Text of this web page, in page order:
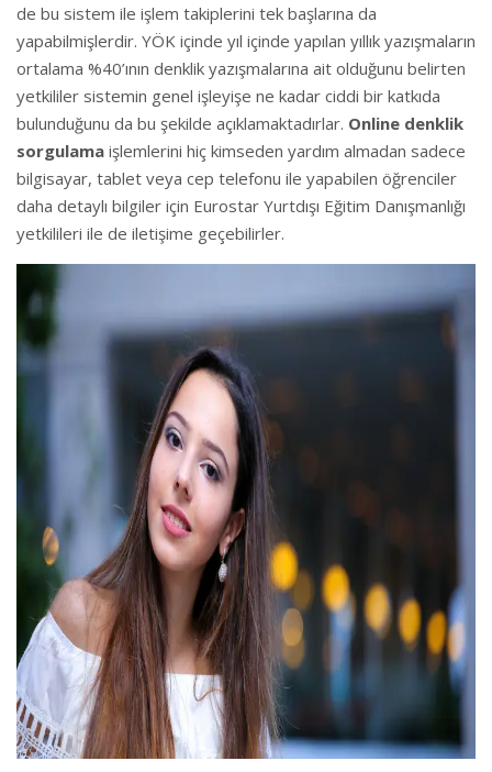
de bu sistem ile işlem takiplerini tek başlarına da
yapabilmişlerdir. YÖK içinde yıl içinde yapılan yıllık yazışmaların
ortalama %40’ının denklik yazışmalarına ait olduğunu belirten
yetkililer sistemin genel işleyişe ne kadar ciddi bir katkıda
bulunduğunu da bu şekilde açıklamaktadırlar. Online denklik
sorgulama işlemlerini hiç kimseden yardım almadan sadece
bilgisayar, tablet veya cep telefonu ile yapabilen öğrenciler
daha detaylı bilgiler için Eurostar Yurtdışı Eğitim Danışmanlığı
yetkilileri ile de iletişime geçebilirler.